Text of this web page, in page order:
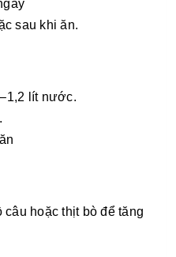
sau khi ăn.
lít nước.
câu hoặc thịt bò để tăng